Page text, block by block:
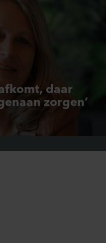
daar
zorgen’